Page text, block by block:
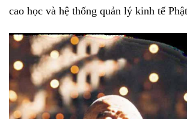
cao học và hệ thống quản lý kinh tế